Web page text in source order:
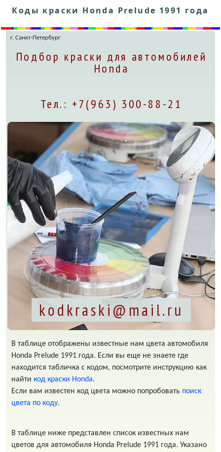
Коды краски Honda Prelude 1991 года
г. Санкт-Петербург
Подбор краски для автомобилей
Honda
Тел.: +7(963) 300-88-21
kodkraski@mail.ru
В таблице отображены известные нам цвета автомобиля
Honda Prelude 1991 года. Если вы еще не знаете где
находится табличка с кодом, посмотрите инструкцию как
найти код краски Honda.
Если вам известен код цвета можно попробовать поиск
цвета по коду.
В таблице ниже представлен список известных нам
цветов для автомобиля Honda Prelude 1991 года. Указано